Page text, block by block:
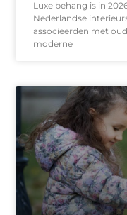
Luxe behang is in
Nederlandse
associeerden met
moderne